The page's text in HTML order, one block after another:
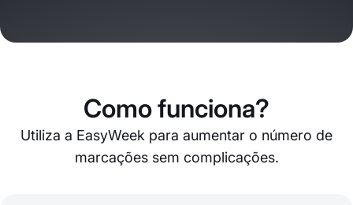
Como funciona?
Utiliza a EasyWeek para aumentar o número de
marcações sem complicações.